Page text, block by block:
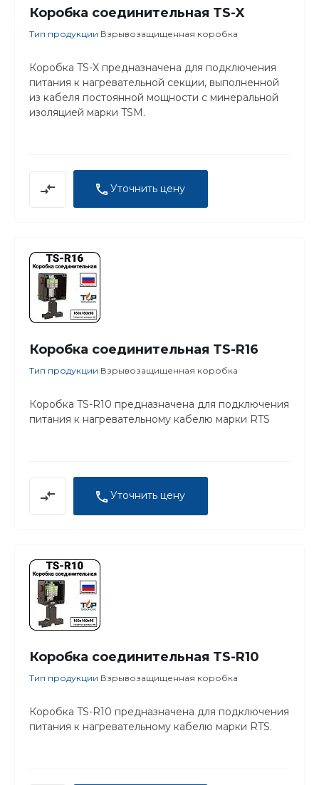
Коробка соединительная TS-X
Тип продукции Взрывозащищенная коробка
Коробка TS-X предназначена для подключения
питания к нагревательной секции, выполненной
из кабеля постоянной мощности с минеральной
изоляцией марки TSM.
Уточнить цену
Коробка соединительная TS-R16
Тип продукции Взрывозащищенная коробка
Коробка TS-R10 предназначена для подключения
питания к нагревательному кабелю марки RTS
Уточнить цену
Коробка соединительная TS-R10
Тип продукции Взрывозащищенная коробка
Коробка TS-R10 предназначена для подключения
питания к нагревательному кабелю марки RTS.